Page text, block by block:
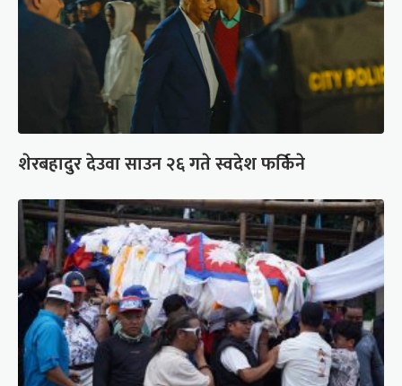
शेरबहादुर देउवा साउन २६ गते स्वदेश फर्किने